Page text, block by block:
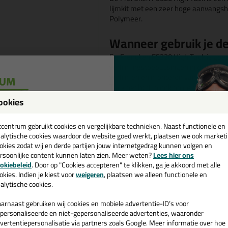
lijmkit met een zeer hoge
Polymeer.
Wanneer gebruik je
De Frencken FS320 High Tack is
verlijmingstoepassingen in de
verlijmen en monteren van
Tack hecht dan ook op de meeste
Geschikte
Tack
Frencken FS320 High Tack is goed
voorbehandeld hout, steen,
polycarbonaat, sterk kunnen
eerst een hechtingstest uit te voeren.
Kenmerken van de
gebruikt cookies en vergelijkbare technieken. Naast functionele en
cookies waardoor de website goed werkt, plaatsen we ook
zodat wij en derde partijen jouw internetgedrag kunnen volgen en
content kunnen laten zien. Meer weten?Lees hier ons
. Door op "Cookies accepteren" te klikken, ga je akkoord met alle
Indien je kiest voorweigeren, plaatsen we alleen functionele en
cookies.
gebruiken wij cookies en mobiele advertentie-ID’s voor
en niet-gepersonaliseerde advertenties, waaronder
via partners zoals Google. Meer informatie over hoe
💚
en ontvang een
€35,-bij je eerste bestelling!